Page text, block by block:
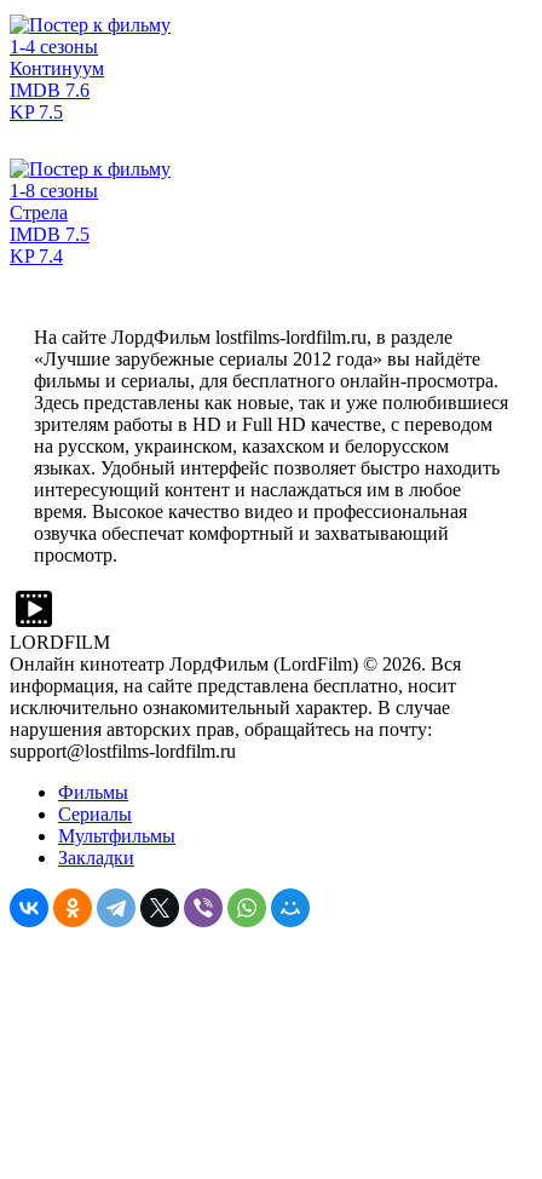
1-4 сезоны
Континуум
IMDB 7.6
KP7.5
1-8 сезоны
Стрела
IMDB 7.5
KP7.4
На сайте ЛордФильм lostfilms-lordfilm.ru, в разделе
«Лучшие зарубежные сериалы 2012 года» вы найдёте
фильмы и сериалы, для бесплатного онлайн-просмотра.
Здесь представлены как новые, так и уже полюбившиеся
зрителям работы в HD и Full HD качестве, с переводом
на русском, украинском, казахском и белорусском
языках. Удобный интерфейс позволяет быстро находить
интересующий контент и наслаждаться им в любое
время. Высокое качество видео и профессиональная
озвучка обеспечат комфортный и захватывающий
просмотр.
LORDFILM
Онлайн кинотеатр ЛордФильм (LordFilm) © 2026. Вся
информация, на сайте представлена бесплатно, носит
исключительно ознакомительный характер. В случае
нарушения авторских прав, обращайтесь на почту:
support@lostfilms-lordfilm.ru
Фильмы
Сериалы
Мультфильмы
Закладки